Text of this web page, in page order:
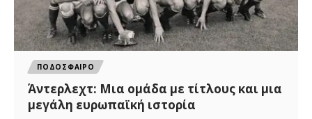
ΠΟΔΟΣΦΑΙΡΟ
Άντερλεχτ: Mια ομάδα με τίτλους και μια
μεγάλη ευρωπαϊκή ιστορία